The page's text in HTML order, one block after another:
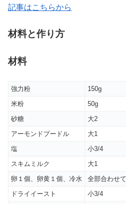
記事はこちらから
材料と作り方
材料
強力粉
150g
米粉
50g
砂糖
大2
アーモンドプードル
大1
塩
小3/4
スキムミルク
大1
卵１個、卵黄１個、冷水
全部合わせ
ドライイースト
小3/4